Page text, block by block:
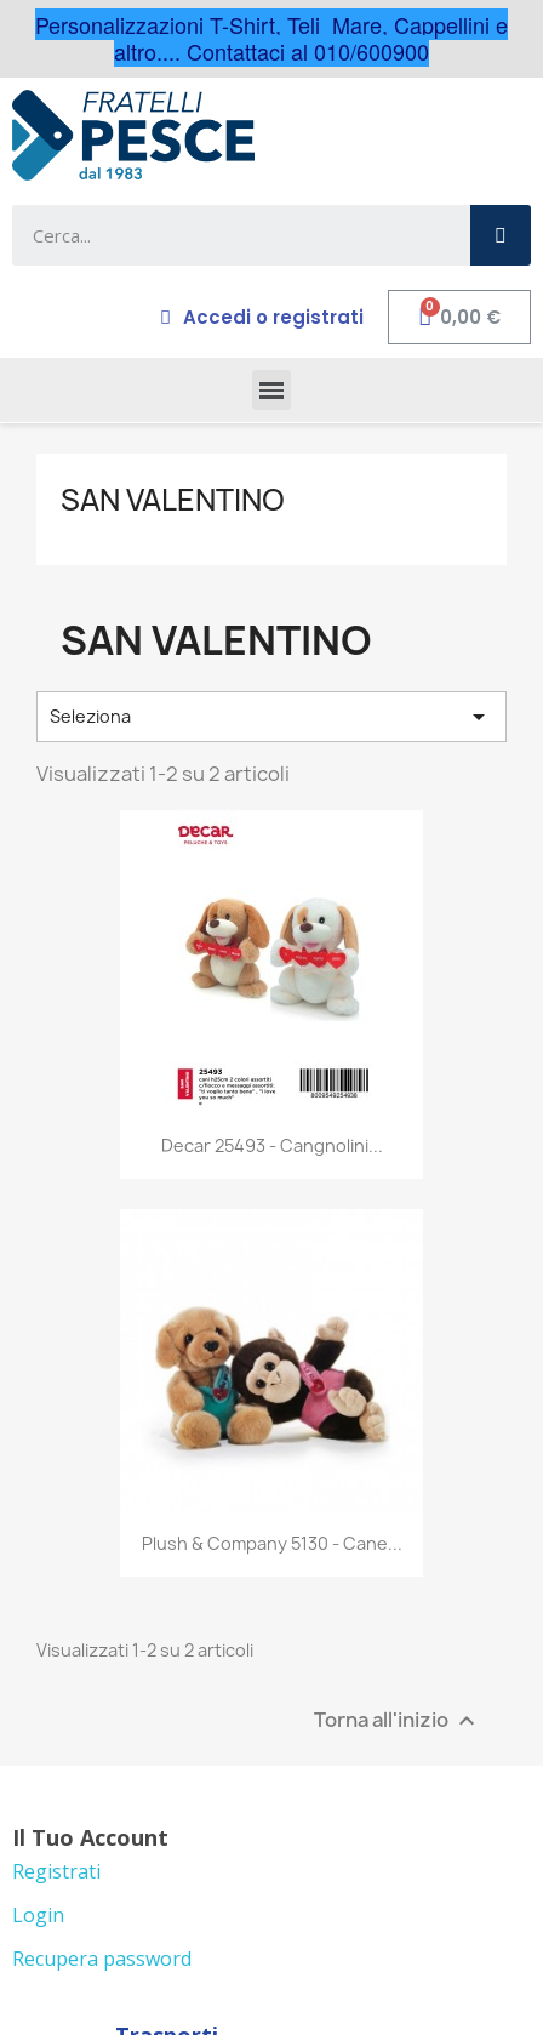
Personalizzazioni T-Shirt, Teli Mare, Cappellini e
altro.... Contattaci al 010/600900
Accedi o registrati 0,00 €
SAN VALENTINO
SAN VALENTINO
Seleziona 
Visualizzati 1-2 su 2 articoli
Anteprima
Decar 25493 - Cangnolini...
Anteprima
Plush & Company 5130 - Cane...
Visualizzati 1-2 su 2 articoli
Torna all'inizio 
Il Tuo Account
Registrati
Login
Recupera password